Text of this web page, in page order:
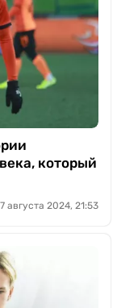
который
августа 2024, 21:53